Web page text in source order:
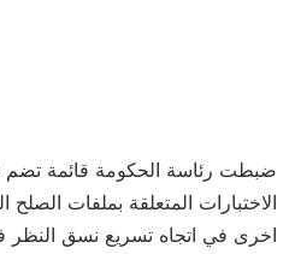
الاختبارات المتعلقة بملفات
اخرى في اتجاه تسريع نسق النظر